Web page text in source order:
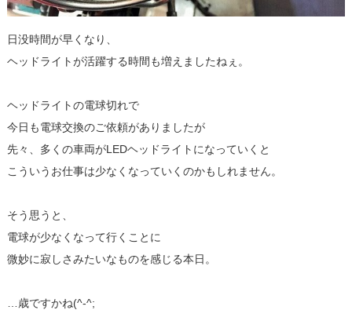
日没時間が早くなり、
ヘッドライトが活躍する時間も増えましたねぇ。
ヘッドライトの電球切れで
今日も電球交換のご依頼がありましたが
先々、多くの車両がLEDヘッドライトになっていくと
こういうお仕事は少なくなっていくのかもしれません。
そう思うと、
電球が少なくなって行くことに
微妙に寂しさみたいなものを感じる本日。
…歳ですかね(^-^;